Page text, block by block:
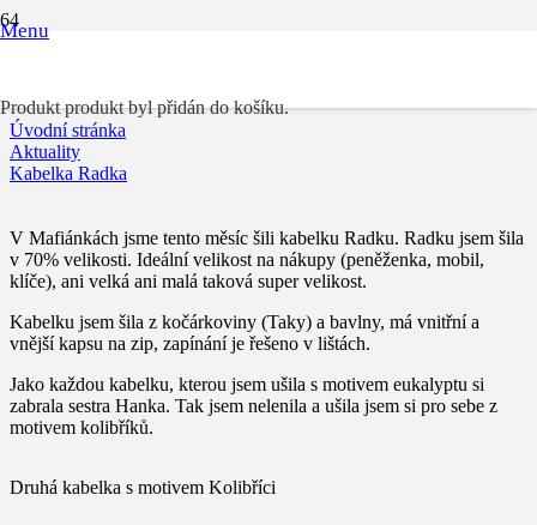
Menu
Produktprodukt byl přidán do košíku.
Úvodní stránka
Aktuality
Kabelka Radka
V Mafiánkách jsme tento měsíc šili kabelku Radku. Radku jsem šila
v 70% velikosti. Ideální velikost na nákupy (peněženka, mobil,
klíče), ani velká ani malá taková super velikost.
Kabelku jsem šila z kočárkoviny (Taky) a bavlny, má vnitřní a
vnější kapsu na zip, zapínání je řešeno v lištách.
Jako každou kabelku, kterou jsem ušila s motivem eukalyptu si
zabrala sestra Hanka. Tak jsem nelenila a ušila jsem si pro sebe z
motivem kolibříků.
Druhá kabelka s motivem Kolibříci